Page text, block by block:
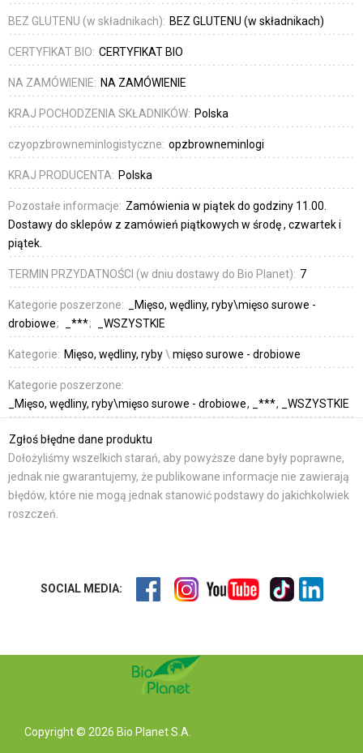
BEZ GLUTENU (w składnikach): BEZ GLUTENU (w składnikach)
CERTYFIKAT BIO: CERTYFIKAT BIO
NA ZAMÓWIENIE: NA ZAMÓWIENIE
KRAJ POCHODZENIA SKŁADNIKÓW: Polska
czyopzbrowneminlogistyczne: opzbrowneminlogi
KRAJ PRODUCENTA: Polska
Pozostałe informacje: Zamówienia w piątek do godziny 11.00.
Dostawy do sklepów z zamówień piątkowych w środę , czwartek i
piątek.
TERMIN PRZYDATNOŚCI (w dniu dostawy do Bio Planet): 7
Kategorie poszerzone:
_Mięso, wędliny, ryby\mięso surowe -
drobiowe
_*** _WSZYSTKIE
Kategorie: Mięso, wędliny, ryby\ mięso surowe - drobiowe
Kategorie poszerzone:
_Mięso, wędliny, ryby\mięso surowe - drobiowe
_*** _WSZYSTKIE
Zgłoś błędne dane produktu
Dołożyliśmy wszelkich starań, aby powyższe dane były poprawne,
jednak nie gwarantujemy, że publikowane informacje nie zawierają
błędów, które nie mogą jednak stanowić podstawy do jakichkolwiek
roszczeń.
SOCIAL MEDIA:
Copyright © 2026 Bio Planet S.A.